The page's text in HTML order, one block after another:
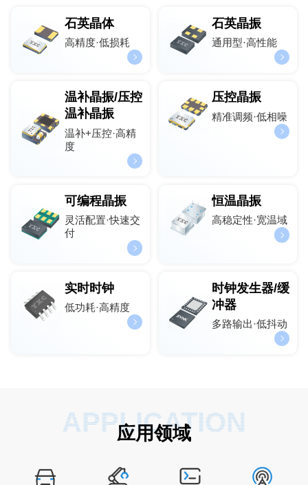
石英晶体
高精度·低损耗
石英晶振
通用型·高性能
温补晶振/压控
温补晶振
温补+压控·高精
度
压控晶振
精准调频·低相噪
可编程晶振
灵活配置·快速交
付
恒温晶振
高稳定性·宽温域
实时时钟
低功耗·高精度
时钟发生器/缓
冲器
多路输出·低抖动
APPLICATION
应用领域